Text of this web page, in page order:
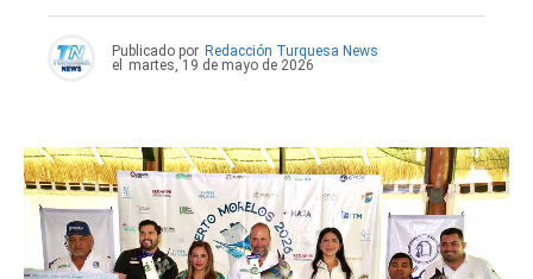
Publicado por Redacción Turquesa News
el
martes, 19 de mayo de 2026